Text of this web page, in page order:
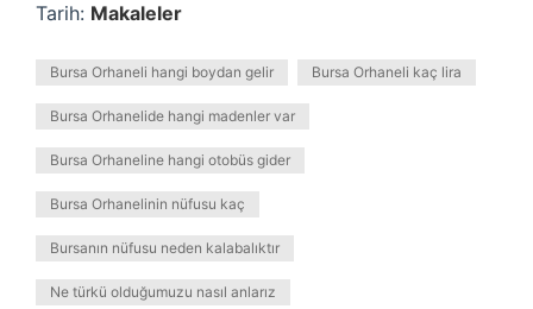
Tarih: Makaleler
Bursa Orhaneli hangi boydan gelir Bursa Orhaneli kaç lira
Bursa Orhanelide hangi madenler var
Bursa Orhaneline hangi otobüs gider
Bursa Orhanelinin nüfusu kaç
Bursanın nüfusu neden kalabalıktır
Ne türkü olduğumuzu nasıl anlarız